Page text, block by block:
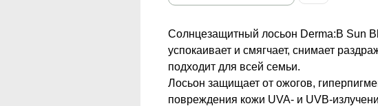
Солнцезащитный лосьон Derma:B Sun
успокаивает и смягчает, снимает
подходит для всей семьи.
Лосьон защищает от ожогов,
повреждения кожи UVA- и UVB-